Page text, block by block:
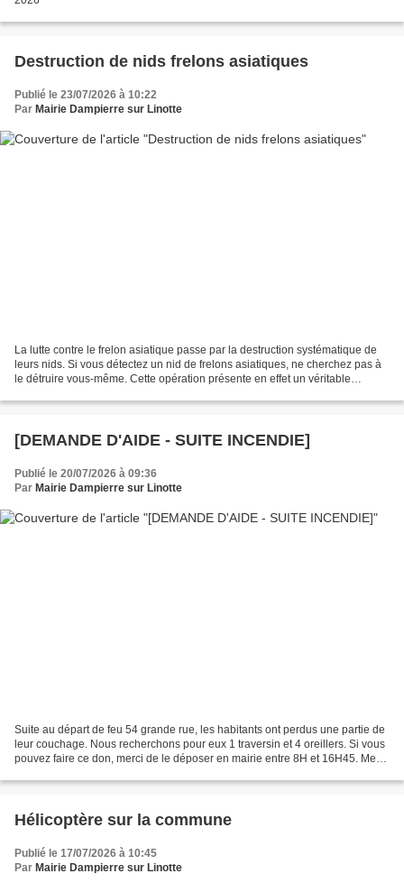
Destruction de nids frelons asiatiques
Publié le 23/07/2026 à 10:22
Par Mairie Dampierre sur Linotte
La lutte contre le frelon asiatique passe par la destruction systématique de
leurs nids. Si vous détectez un nid de frelons asiatiques, ne cherchez pas à
le détruire vous-même. Cette opération présente en effet un véritable
[DEMANDE D'AIDE - SUITE INCENDIE]
Publié le 20/07/2026 à 09:36
Par Mairie Dampierre sur Linotte
Suite au départ de feu 54 grande rue, les habitants ont perdus une partie de
leur couchage. Nous recherchons pour eux 1 traversin et 4 oreillers. Si vous
pouvez faire ce don, merci de le déposer en mairie entre 8H et 16H45. Merci
Hélicoptère sur la commune
Publié le 17/07/2026 à 10:45
Par Mairie Dampierre sur Linotte